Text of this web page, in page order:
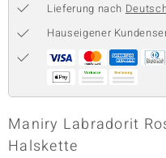
Classics
Lieferung nach
Hauseigener
Maniry Labradorit
Halskette